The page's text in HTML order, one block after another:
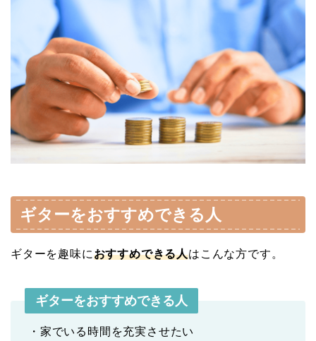
ギターをおすすめできる人
ギターを趣味におすすめできる人はこんな方です。
ギターをおすすめできる人
・家でいる時間を充実させたい